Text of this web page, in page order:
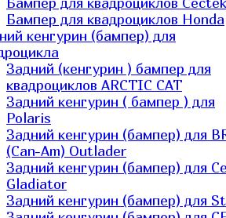
Бампер для квадроциклов Honda
кенгурин (бампер) для
Задний (кенгурин ) бампер для
квадроциклов ARCTIC CAT
Задний кенгурин ( бампер ) для
Polaris
Задний кенгурин (бампер) для
(Can-Am) Outlader
Задний кенгурин (бампер) для
Gladiator
Задний кенгурин (бампер) для